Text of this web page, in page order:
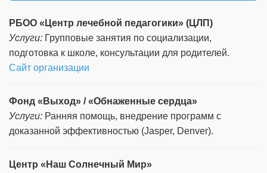
Детская литература
РБОО «Центр лечебной педагогики» (ЦЛП)
Услуги: Групповые занятия по социализации,
подготовка к школе, консультации для родителей.
Сайт организации
Фонд «Выход» / «Обнаженные сердца»
Услуги: Ранняя помощь, внедрение программ с
доказанной эффективностью (Jasper, Denver).
Центр «Наш Солнечный Мир»